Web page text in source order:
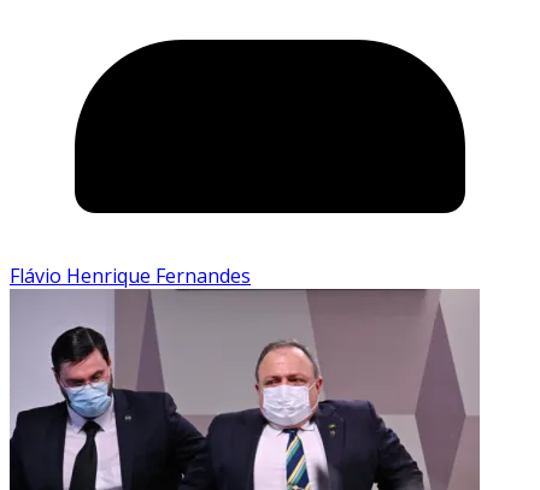
Flávio Henrique Fernandes